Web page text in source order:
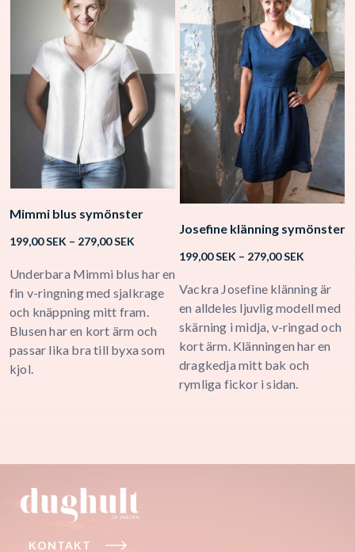
Mimmi blus symönster
199,00SEK – 279,00SEK
199,00 SEK
through
279,00 SEK
Underbara Mimmi blus har en
fin v-ringning med sjalkrage
och knäppning mitt fram.
Blusen har en kort ärm och
passar lika bra till byxa som
kjol.
Josefine klänning symönster
199,00SEK – 279,00SEK
199,00
through
279,00
Vackra Josefine klänning är
en alldeles ljuvlig modell med
skärning i midja, v-ringad och
kort ärm. Klänningen har en
dragkedja mitt bak och
rymliga fickor i sidan.
KONTAKT